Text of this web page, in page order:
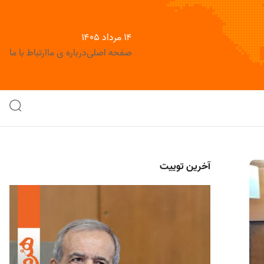
۱۴ مرداد ۱۴۰۵
صفحه اصلیدرباره ی ماارتباط با ما
آخرین توییت